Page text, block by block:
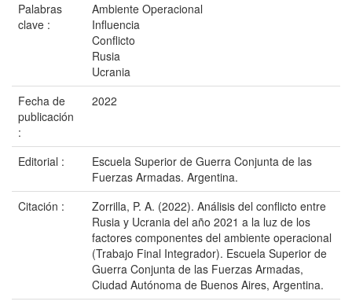
Palabras
clave :
Ambiente Operacional
Influencia
Conflicto
Rusia
Ucrania
Fecha de
publicación
:
2022
Editorial :
Escuela Superior de Guerra Conjunta de las
Fuerzas Armadas. Argentina.
Citación :
Zorrilla, P. A. (2022). Análisis del conflicto entre
Rusia y Ucrania del año 2021 a la luz de los
factores componentes del ambiente operacional
(Trabajo Final Integrador). Escuela Superior de
Guerra Conjunta de las Fuerzas Armadas,
Ciudad Autónoma de Buenos Aires, Argentina.